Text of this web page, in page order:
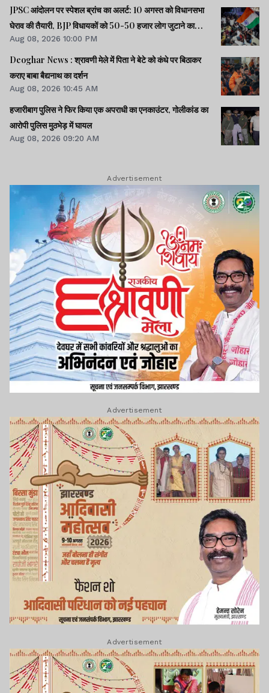
JPSC आंदोलन पर स्पेशल ब्रांच का अलर्ट: 10 अगस्त को विधानसभा
घेराव की तैयारी, BJP विधायकों को 50-50 हजार लोग जुटाने का
टास्क
Aug 08, 2026 10:00 PM
Deoghar News : श्रावणी मेले में पिता ने बेटे को कंधे पर बिठाकर
कराए बाबा बैद्यनाथ का दर्शन
Aug 08, 2026 10:45 AM
हजारीबाग पुलिस ने फिर किया एक अपराधी का एनकाउंटर, गोलीकांड का
आरोपी पुलिस मुठभेड़ में घायल
Aug 08, 2026 09:20 AM
Advertisement
Advertisement
Advertisement